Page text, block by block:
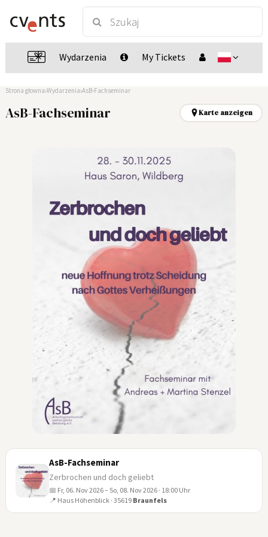
Wydarzenia My Tickets
Strona głowna Wydarzenia AsB-Fachseminar
AsB-Fachseminar Karte anzeigen
NOV
AsB-Fachseminar
Zerbrochen und doch geliebt
📅 Fr, 06. Nov 2026 – So, 08. Nov 2026 · 18:00 Uhr
📍 Haus Höhenblick · 35619 Braunfels